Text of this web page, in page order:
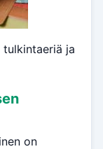
tulkintaeriä ja
on